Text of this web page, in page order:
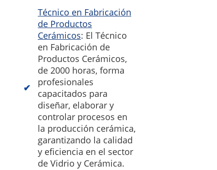
Técnico en Fabricación
de Productos
Cerámicos: El Técnico
en Fabricación de
Productos Cerámicos,
de 2000 horas, forma
profesionales
capacitados para
diseñar, elaborar y
controlar procesos en
la producción cerámica,
garantizando la calidad
y eficiencia en el sector
de Vidrio y Cerámica.